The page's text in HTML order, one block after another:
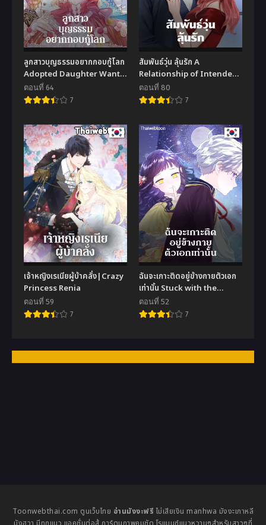
ลูกสาวบุญธรรมอยากกอบกู้โลก
Adopted Daughter Wants
to Save the World
ตอนที่ 64
7
สัมพันธ์วุ่น ลุ้นรัก A
Relationship of Intended
Carelessness
ตอนที่ 80
7
เจ้าหญิงเรเนียผู้บ้าคลั่ง|Crazy
Princess Renia
ตอนที่ 59
7
ฉันจะเกาะติดอยู่ข้างกายตัวเอก
เท่านั้น Stuck with the
Protagonist
ตอนที่ 52
7
Toonwebthai.com ตูนเว็บไทย อ่านมังงะฟรี ไม่เสียเงิน manhwa มังงะเกาหลี